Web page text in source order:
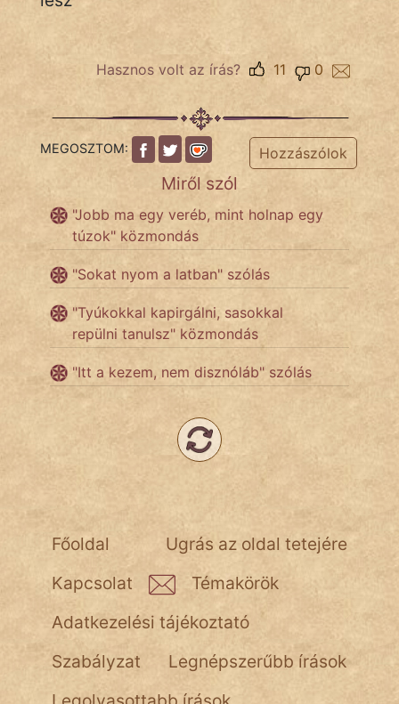
mikkamakka
vörös ördög
nagyöreg
Név nélkül
pszichopati
szegény legény
Hoffer Botond
szemfüles
Hasznos volt az írás? 0
11
MEGOSZTOM: Hozzászólok
Miről szól
"Jobb ma egy veréb, mint holnap egy
túzok" közmondás
"Sokat nyom a latban" szólás
"Tyúkokkal kapirgálni, sasokkal
repülni tanulsz" közmondás
"Itt a kezem, nem disznóláb" szólás
Ugrás az oldal tetejére
Főoldal
Kapcsolat
Témakörök
Adatkezelési tájékoztató
Szabályzat
Legnépszerűbb írások